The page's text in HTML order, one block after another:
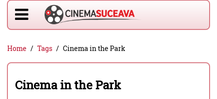
Home Tags Cinema in the Park
Cinema in the Park